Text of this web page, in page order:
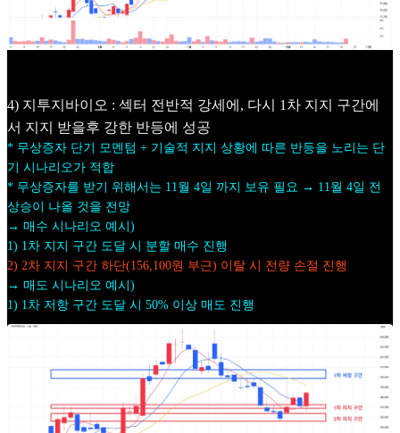
4) 지투지바이오 : 섹터 전반적 강세에, 다시 1차 지지 구간에
서 지지 받을후 강한 반등에 성공
* 무상증자 단기 모멘텀 + 기술적 지지 상황에 따른 반등을 노리는 단
기 시나리오가 적합
* 무상증자를 받기 위해서는 11월 4일 까지 보유 필요 → 11월 4일 전
상승이 나올 것을 전망
→ 매수 시나리오 예시)
1) 1차 지지 구간 도달 시 분할 매수 진행
2) 2차 지지 구간 하단(156,100원 부근) 이탈 시 전량 손절 진행
→ 매도 시나리오 예시)
1) 1차 저항 구간 도달 시 50% 이상 매도 진행